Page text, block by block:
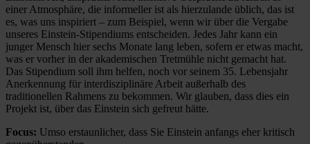
einer Atmosphäre, die informeller ist als hierzulande üblich, das ist
es, was uns inspiriert – zum Beispiel, wenn wir über die Vergabe
unseres Einstein-Stipendiums entscheiden. Jedes Jahr kann ein
junger Mensch hier sechs Monate lang leben, sofern er etwas macht,
was er vorher in der akademischen Tretmühle nicht gemacht hat.
Das Stipendium soll ihm helfen, noch vor seinem 35. Lebensjahr
Anerkennung für interdisziplinäre Arbeit außerhalb des
traditionellen Rahmens zu bekommen. Wir glauben, dass dies ein
Projekt ist, über das Einstein sich gefreut hätte.
Focus: Umso erstaunlicher, dass Sie Einstein anfangs eher kritisch